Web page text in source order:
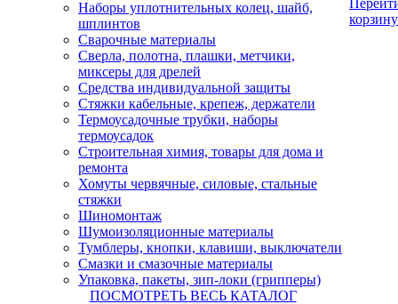
Наборы уплотнительных колец, шайб,
шплинтов
Сварочные материалы
Сверла, полотна, плашки, метчики,
миксеры для дрелей
Средства индивидуальной защиты
Стяжки кабельные, крепеж, держатели
Термоусадочные трубки, наборы
термоусадок
Строительная химия, товары для дома и
ремонта
Хомуты червячные, силовые, стальные
стяжки
Шиномонтаж
Шумоизоляционные материалы
Тумблеры, кнопки, клавиши, выключатели
Смазки и смазочные материалы
Упаковка, пакеты, зип-локи (грипперы)
ПОСМОТРЕТЬ ВЕСЬ КАТАЛОГ
корзину